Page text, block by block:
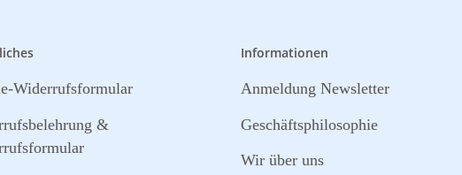
Widerrufsformular
&
Informationen
Anmeldung Newsletter
Geschäftsphilosophie
Wir über uns